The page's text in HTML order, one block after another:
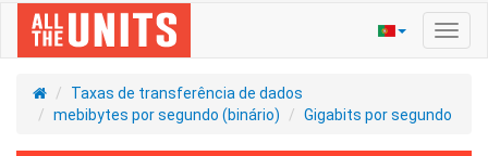
Taxas de transferência de dados
mebibytes por segundo (binário)
Gigabits por segundo